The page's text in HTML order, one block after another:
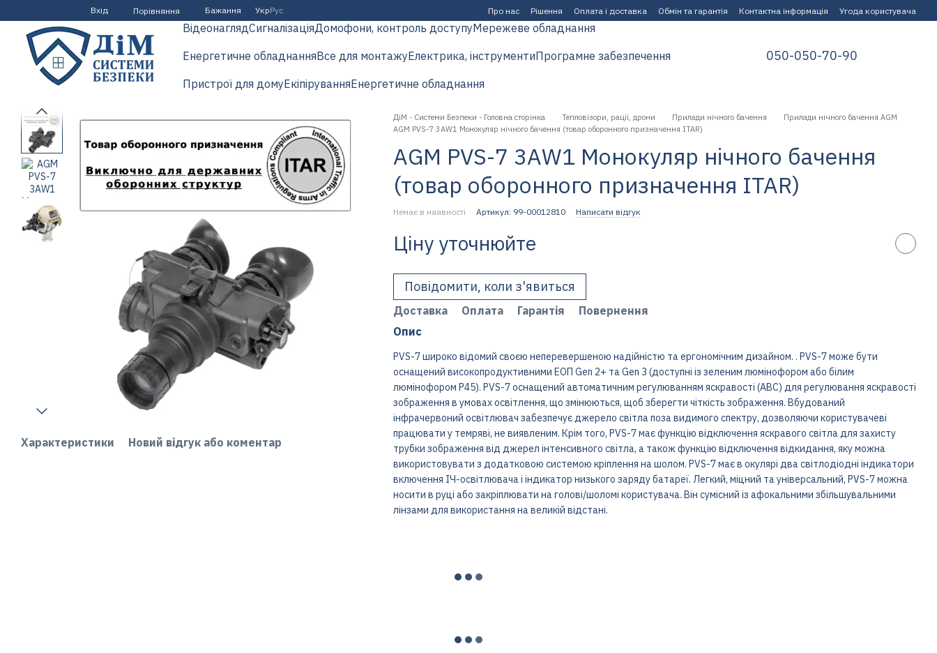
Перейти до основного контенту
Вхід Порівняння Бажання УкрРус Про нас Рішення Оплата і доставка Обмін та гарантія Контактна інформація Угода користувача
ВідеонаглядСигналізаціяДомофони, контроль доступуМережеве обладнання
Енергетичне обладнанняВсе для монтажуЕлектрика, інструментиПрограмне забезпечення
Пристрої для домуЕкіпіруванняЕнергетичне обладнання
050-050-70-90
Характеристики Новий відгук або коментар
ДіМ - Системи Безпеки - Головна сторінка Тепловізори, рації, дрони Прилади нічного бачення
Прилади нічного бачення AGM
AGM PVS-7 3AW1 Монокуляр нічного бачення (товар оборонного призначення ITAR)
AGM PVS-7 3AW1 Монокуляр нічного бачення
(товар оборонного призначення ITAR)
Немає в наявності Артикул: 99-00012810 Написати відгук
Ціну уточнюйте
Повідомити, коли з'явиться
Доставка Оплата Гарантія
Повернення
Опис
PVS-7 широко відомий своєю неперевершеною надійністю та ергономічним дизайном. . PVS-7 може бути
оснащений високопродуктивними ЕОП Gen 2+ та Gen 3 (доступні із зеленим люмінофором або білим
люмінофором P45). PVS-7 оснащений автоматичним регулюванням яскравості (ABC) для регулювання яскравості
зображення в умовах освітлення, що змінюються, щоб зберегти чіткість зображення. Вбудований
інфрачервоний освітлювач забезпечує джерело світла поза видимого спектру, дозволяючи користувачеві
працювати у темряві, не виявленим. Крім того, PVS-7 має функцію відключення яскравого світла для захисту
трубки зображення від джерел інтенсивного світла, а також функцію відключення відкидання, яку можна
використовувати з додатковою системою кріплення на шолом. PVS-7 має в окулярі два світлодіодні індикатори
включення ІЧ-освітлювача і індикатор низького заряду батареї. Легкий, міцний та універсальний, PVS-7 можна
носити в руці або закріплювати на голові/шоломі користувача. Він сумісний із афокальними збільшувальними
лінзами для використання на великій відстані.